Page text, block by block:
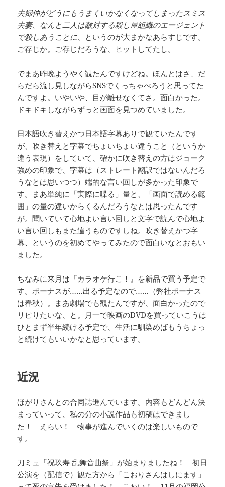
夫婦仲がどうにもうまくいかなくなってしまったスミス
夫妻、なんと二人は敵対する殺し屋組織のエージェント
で殺しあうことに 、というのが大まかなあらすじです。
ご存じか。ご存じだろうな、ヒットしてたし。
でまあ昨晩ようやく観たんですけどね。ほんとはさ、だ
らだら流し見しながらSNSでくっちゃべろうと思ってた
んですよ。いやいや、目が離せなくてさ。面白かった。
ドキドキしながらずっと画面を見つめていました。
日本語吹き替えかつ日本語字幕ありで観ていたんです
が、吹き替えと字幕でちょいちょい違うこと（というか
違う表現）をしていて、確かに吹き替えの方はジョーク
強めの印象で、字幕は（ストレート翻訳ではないんだろ
うなとは思いつつ）端的な言い回しが多かった印象で
す。まあ単純に「実際に喋る」量と、「画面で読める範
囲」の量の違いからくるんだろうなとは思ったんです
が。聞いていて心地よい言い回しと文字で読んで心地よ
い言い回しもまた違うものですしね。吹き替えかつ字
幕、というのを初めてやってみたので面白いなとおもい
ました。
ちなみに来月は『カラオケ行こ！』を新品で買う予定で
す。ボーナスが……出る予定なので……（弊社ボーナス
は春秋）。まあ劇場でも観たんですが、面白かったので
リピりたいな、と。月一で映画のDVDを買っていこうは
ひとまず半年続ける予定で、生活に馴染めばもうちょっ
と続けてもいいかなと思っています。
近況
ほがりさんとの合同誌進んでいます。内容もどんどん決
まっていって、私の分の小説作品も初稿はできまし
た！ えらい！ 物事が進んでいくのは楽しいもので
す。
刀ミュ「祝玖寿 乱舞音曲祭」が始まりましたね！ 初日
公演を（配信で）観た方から「こおりさんはしにます」